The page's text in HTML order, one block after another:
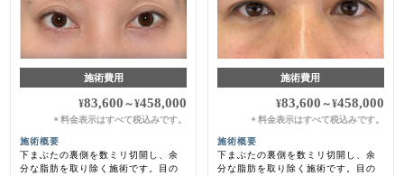
施術費用
¥83,600 ～¥458,000
＊料金表示はすべて税込みです。
施術概要
下まぶたの裏側を数ミリ切開し、余
分な脂肪を取り除く施術です。目の
施術費用
¥83,600 ～¥458,000
＊ 料金表示はすべて税込みです。
施術概要
下まぶたの裏側を数ミリ切開し、余
分な脂肪を取り除く施術です。目の